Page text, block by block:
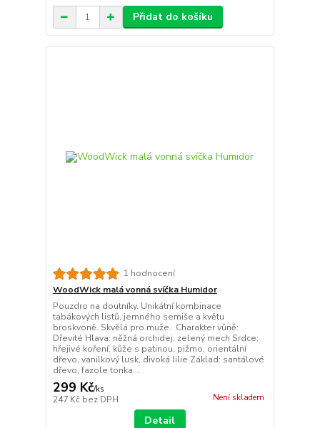
Přidat do košíku
1 hodnocení
WoodWick malá vonná svíčka Humidor
Pouzdro na doutníky. Unikátní kombinace
tabákových listů, jemného semiše a květu
broskvoně. Skvělá pro muže. Charakter vůně:
Dřevité Hlava: něžná orchidej, zelený mech Srdce:
hřejivé koření, kůže s patinou, pižmo, orientální
dřevo, vanilkový lusk, divoká lilie Základ: santálové
dřevo, fazole tonka...
299 Kč/ks
247 Kč bez DPH Není skladem
Detail